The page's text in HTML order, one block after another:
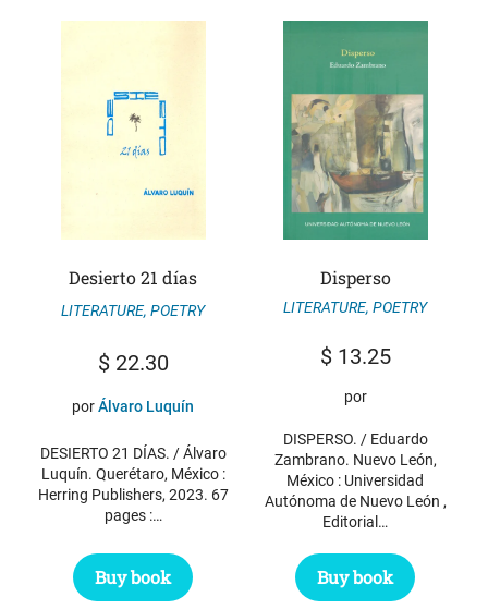
Desierto 21 días
LITERATURE, POETRY
$22.30
porÁlvaro Luquín
DESIERTO 21 DÍAS. / Álvaro
Luquín. Querétaro, México :
Herring Publishers, 2023. 67
pages :…
Buy book
Disperso
LITERATURE, POETRY
$13.25
por
DISPERSO. / Eduardo
Zambrano. Nuevo León,
México : Universidad
Autónoma de Nuevo León ,
Editorial…
Buy book